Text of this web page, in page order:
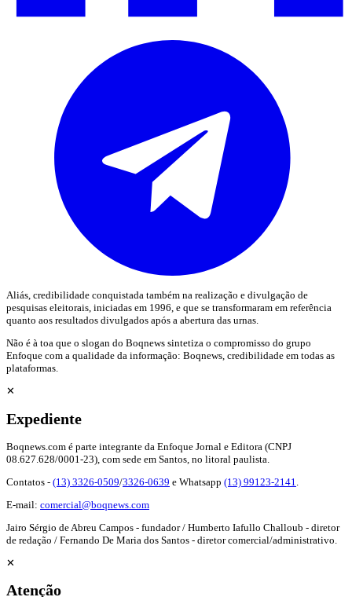
Aliás, credibilidade conquistada também na realização e divulgação de
pesquisas eleitorais, iniciadas em 1996, e que se transformaram em referência
quanto aos resultados divulgados após a abertura das urnas.
Não é à toa que o slogan do Boqnews sintetiza o compromisso do grupo
Enfoque com a qualidade da informação: Boqnews, credibilidade em todas as
plataformas.
✕
Expediente
Boqnews.com é parte integrante da Enfoque Jornal e Editora (CNPJ
08.627.628/0001-23), com sede em Santos, no litoral paulista.
Contatos - (13) 3326-0509/3326-0639 e Whatsapp (13) 99123-2141
E-mail: comercial@boqnews.com
Jairo Sérgio de Abreu Campos - fundador / Humberto Iafullo Challoub - diretor
de redação / Fernando De Maria dos Santos - diretor comercial/administrativo.
✕
Atenção